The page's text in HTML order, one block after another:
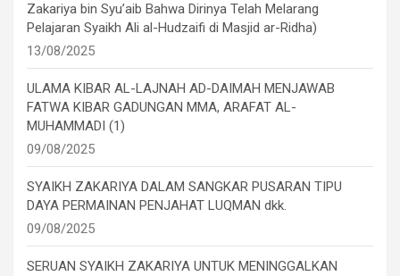
Zakariya bin Syu’aib Bahwa Dirinya Telah Melarang
Pelajaran Syaikh Ali al-Hudzaifi di Masjid ar-Ridha)
13/08/2025
ULAMA KIBAR AL-LAJNAH AD-DAIMAH MENJAWAB
FATWA KIBAR GADUNGAN MMA, ARAFAT AL-
MUHAMMADI (1)
09/08/2025
SYAIKH ZAKARIYA DALAM SANGKAR PUSARAN TIPU
DAYA PERMAINAN PENJAHAT LUQMAN dkk.
09/08/2025
SERUAN SYAIKH ZAKARIYA UNTUK MENINGGALKAN